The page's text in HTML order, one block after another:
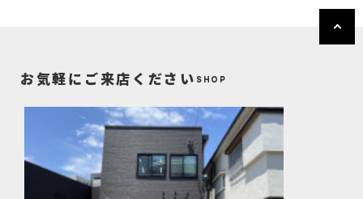
お気軽にご来店ください SHOP